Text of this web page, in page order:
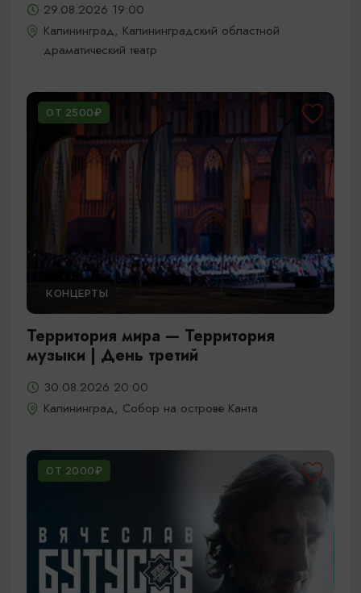
29.08.2026 19:00
Калининград, Калининградский областной
драматический театр
ОТ 2500₽
КОНЦЕРТЫ
Территория мира — Территория
музыки | День третий
30.08.2026 20:00
Калининград, Собор на острове Канта
ОТ 2000₽